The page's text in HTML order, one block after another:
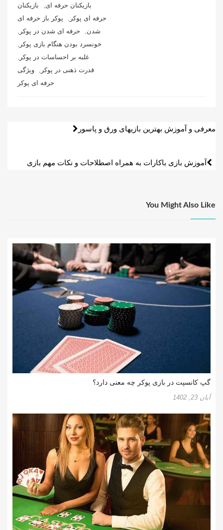
بازیکنان حرفه ای
بازیکنان
حرفه ای پوکر
پوکر باز حرفه ای
شدن
حرفه ای شدن در پوکر
خونسرد بودن هنگام بازی پوکر
غلبه بر احساسات در پوکر
قدرت ذهنی در پوکر
ویژگی
حرفه ای پوکر
راهبری
معرفی و آموزش بهترین بازیهای ورق و پاسور
آموزش بازی باکارات به همراه اصطلاحات و نکات مهم بازی
You Might Also Like
گپ کانسپت در بازی پوکر چه معنی دارد؟
آبان 23, 1402